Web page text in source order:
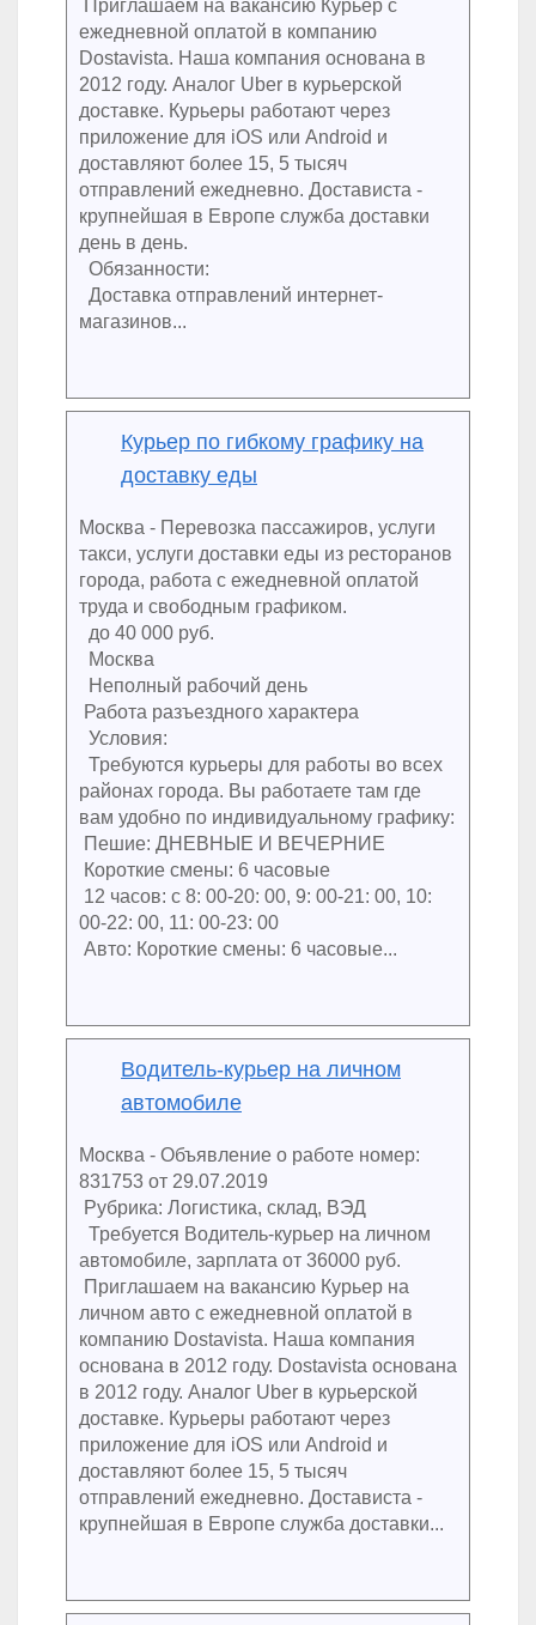
Приглашаем на вакансию Курьер с
ежедневной оплатой в компанию
Dostavista. Наша компания основана в
2012 году. Аналог Uber в курьерской
доставке. Курьеры работают через
приложение для iOS или Android и
доставляют более 15, 5 тысяч
отправлений ежедневно. Достависта -
крупнейшая в Европе служба доставки
день в день.
Обязанности:
Доставка отправлений интернет-
магазинов...
Курьер по гибкому графику на
доставку еды
Москва - Перевозка пассажиров, услуги
такси, услуги доставки еды из ресторанов
города, работа с ежедневной оплатой
труда и свободным графиком.
до 40 000 руб.
Москва
Неполный рабочий день
Работа разъездного характера
Условия:
Требуются курьеры для работы во всех
районах города. Вы работаете там где
вам удобно по индивидуальному графику:
Пешие: ДНЕВНЫЕ И ВЕЧЕРНИЕ
Короткие смены: 6 часовые
12 часов: с 8: 00-20: 00, 9: 00-21: 00, 10:
00-22: 00, 11: 00-23: 00
Авто: Короткие смены: 6 часовые...
Водитель-курьер на личном
автомобиле
Москва - Объявление о работе номер:
831753 от 29.07.2019
Рубрика: Логистика, склад, ВЭД
Требуется Водитель-курьер на личном
автомобиле, зарплата от 36000 руб.
Приглашаем на вакансию Курьер на
личном авто с ежедневной оплатой в
компанию Dostavista. Наша компания
основана в 2012 году. Dostavista основана
в 2012 году. Аналог Uber в курьерской
доставке. Курьеры работают через
приложение для iOS или Android и
доставляют более 15, 5 тысяч
отправлений ежедневно. Достависта -
крупнейшая в Европе служба доставки...